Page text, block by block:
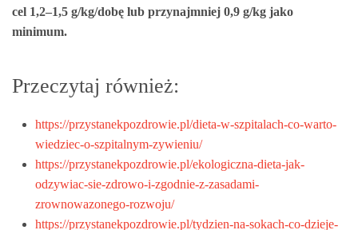
cel 1,2–1,5 g/kg/dobę lub przynajmniej 0,9 g/kg jako
minimum.
Przeczytaj również:
https://przystanekpozdrowie.pl/dieta-w-szpitalach-co-warto-
wiedziec-o-szpitalnym-zywieniu/
https://przystanekpozdrowie.pl/ekologiczna-dieta-jak-
odzywiac-sie-zdrowo-i-zgodnie-z-zasadami-
zrownowazonego-rozwoju/
https://przystanekpozdrowie.pl/tydzien-na-sokach-co-dzieje-